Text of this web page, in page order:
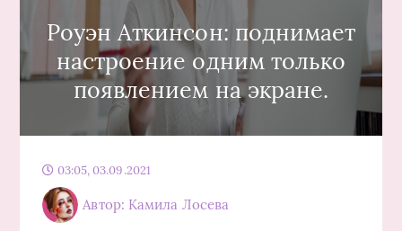
Роуэн Аткинсон: поднимает
настроение одним только
появлением на экране.
03:05, 03.09.2021
Автор: Камила Лосева